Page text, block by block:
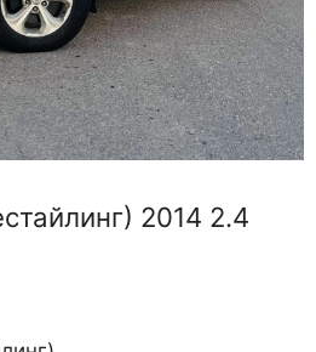
2014 2.4